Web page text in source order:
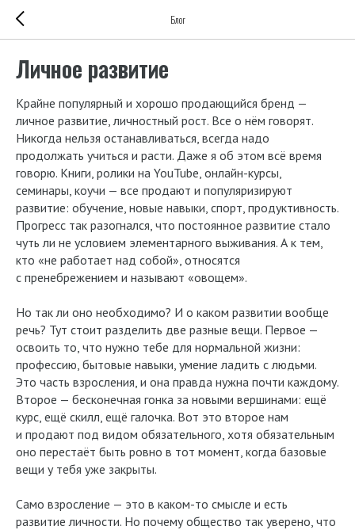
Блог
Личное развитие
Крайне популярный и хорошо продающийся бренд —
личное развитие, личностный рост. Все о нём говорят.
Никогда нельзя останавливаться, всегда надо
продолжать учиться и расти. Даже я об этом всё время
говорю. Книги, ролики на YouTube, онлайн-курсы,
семинары, коучи — все продают и популяризируют
развитие: обучение, новые навыки, спорт, продуктивность.
Прогресс так разогнался, что постоянное развитие стало
чуть ли не условием элементарного выживания. А к тем,
кто «не работает над собой», относятся
с пренебрежением и называют «овощем».
Но так ли оно необходимо? И о каком развитии вообще
речь? Тут стоит разделить две разные вещи. Первое —
освоить то, что нужно тебе для нормальной жизни:
профессию, бытовые навыки, умение ладить с людьми.
Это часть взросления, и она правда нужна почти каждому.
Второе — бесконечная гонка за новыми вершинами: ещё
курс, ещё скилл, ещё галочка. Вот это второе нам
и продают под видом обязательного, хотя обязательным
оно перестаёт быть ровно в тот момент, когда базовые
вещи у тебя уже закрыты.
Само взросление — это в каком-то смысле и есть
развитие личности. Но почему общество так уверено, что